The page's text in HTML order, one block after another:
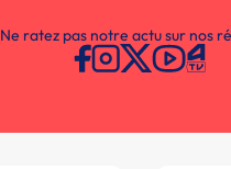
Ne ratez pas notre actu sur nos